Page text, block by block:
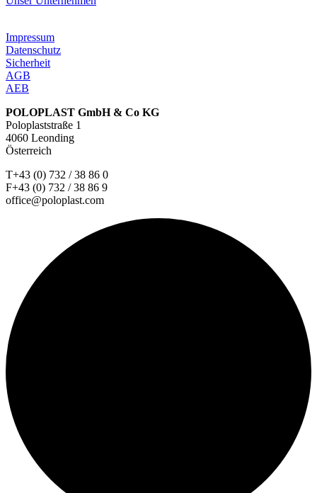
Impressum
Datenschutz
Sicherheit
AGB
AEB
POLOPLAST GmbH & Co KG
Poloplaststraße 1
4060 Leonding
Österreich
T+43 (0) 732 / 38 86 0
F+43 (0) 732 / 38 86 9
office@poloplast.com